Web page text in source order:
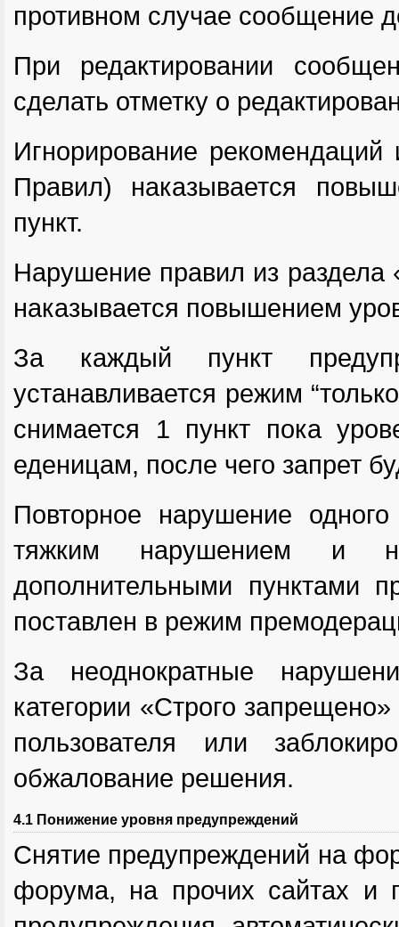
противном случае сообщение
При редактировании
сделать отметку о
Игнорирование
Правил) наказывается
пункт.
Нарушение правил из раздела
наказывается повышением
За каждый пункт
устанавливается режим
снимается 1 пункт пока
еденицам, после чего запрет
Повторное нарушение
тяжким нарушением и
дополнительными пунктами
поставлен в режим
За неоднократные
категории «Строго
пользователя или
обжалование решения.
4.1 Понижение уровня предупреждений
Снятие предупреждений на
форума, на прочих сайтах и